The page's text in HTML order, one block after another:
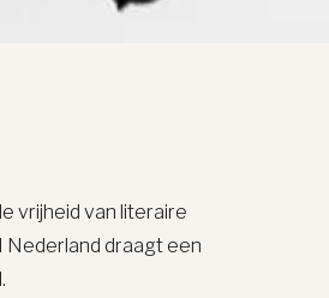
vrijheid van literaire
Nederland draagt een